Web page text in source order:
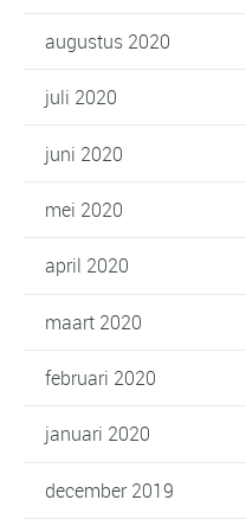
augustus 2020
juli 2020
juni 2020
mei 2020
april 2020
maart 2020
februari 2020
januari 2020
december 2019